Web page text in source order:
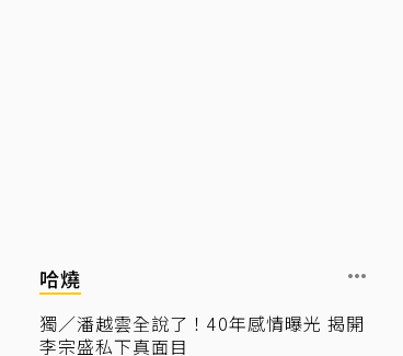
哈燒
獨／潘越雲全說了！40年感情曝光 揭開
李宗盛私下真面目